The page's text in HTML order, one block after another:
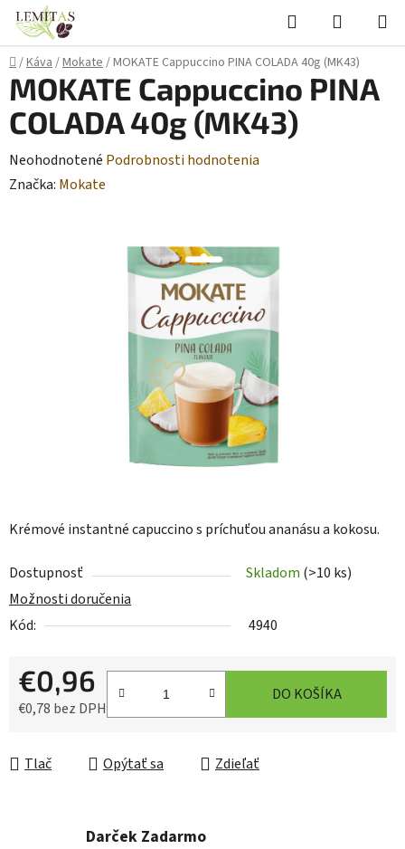
Prejsť
obsah
Hľadať
KOŠÍK
Domov
/Káva/Mokate/MOKATE Cappuccino PINA COLADA 40g (MK43)
Krémové instantné capuccino s príchuťou ananásu a kokosu.
Dostupnosť Skladom (>10 ks)
Možnosti doručenia
Kód:
4940
€0,96
€0,78 bez DPH
DO KOŠÍKA
Tlač Opýtať sa Zdieľať
MOKATE Cappuccino PINA
COLADA 40g (MK43)
Priemerné
hodnotenie
Neohodnotené Podrobnosti hodnotenia
Značka: Mokate
Darček Zadarmo